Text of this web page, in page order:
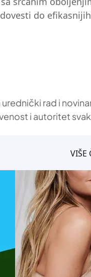
do
rad i
i autoritet
VIŠE